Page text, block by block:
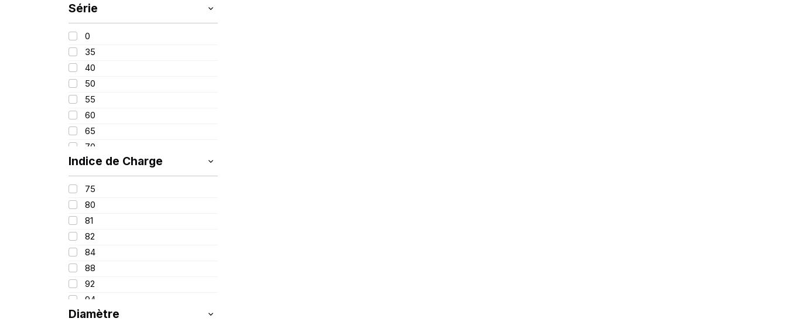
SIOC
235
245
315
Série
0
35
40
50
55
60
65
70
75
80
90
650
Indice de Charge
75
80
81
82
84
88
92
94
95
Diamètre